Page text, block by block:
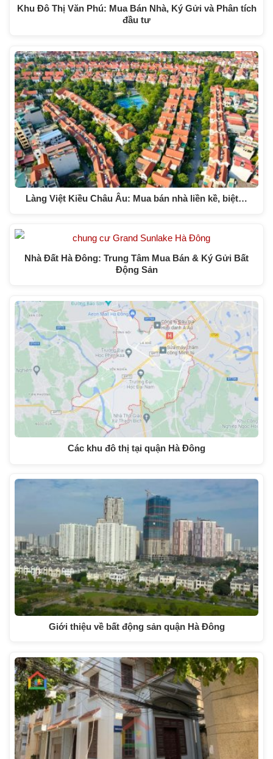
Khu Đô Thị Văn Phú: Mua Bán Nhà, Ký Gửi và Phân tích
đầu tư
Làng Việt Kiều Châu Âu: Mua bán nhà liền kề, biệt…
Nhà Đất Hà Đông: Trung Tâm Mua Bán & Ký Gửi Bất
Động Sản
Các khu đô thị tại quận Hà Đông
Giới thiệu về bất động sản quận Hà Đông